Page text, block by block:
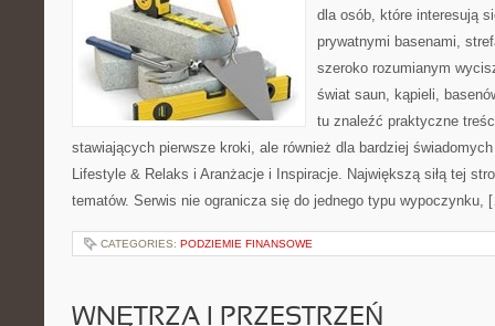
dla osób, które interesują
prywatnymi basenami,
szeroko rozumianym
świat saun, kąpieli,
tu znaleźć praktyczne
stawiających pierwsze kroki, ale również dla bardziej
Lifestyle & Relaks i Aranżacje i Inspiracje. Największą siłą tej
tematów. Serwis nie ogranicza się do jednego typu wypoczynku,
CATEGORIES: PODZIEMIE FINANSOWE
WNĘTRZA I PRZESTRZEŃ